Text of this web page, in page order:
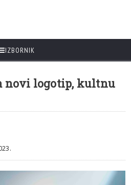
IZBORNIK
novi logotip, kultnu